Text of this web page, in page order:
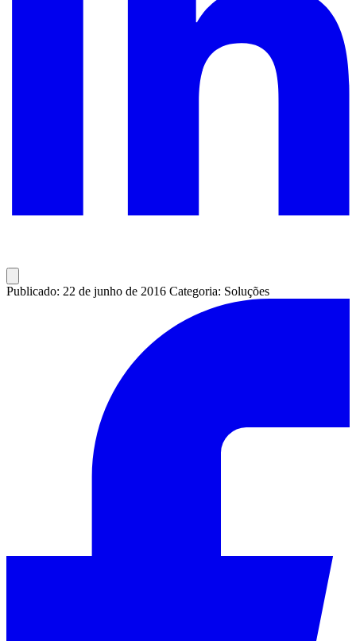
Publicado: 22 de junho de 2016 Categoria: Soluções